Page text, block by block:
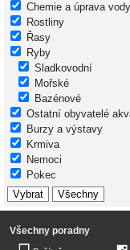
Chemie a úprava vody
Rostliny
Řasy
Ryby
Sladkovodní
Mořské
Bazénové
Ostatní obyvatelé
Burzy a výstavy
Krmiva
Nemoci
Pokec
Všechny poradny